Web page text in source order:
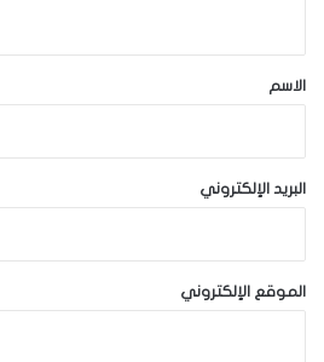
*الاسم
البريد الإلكتروني
الموقع الإلكتروني